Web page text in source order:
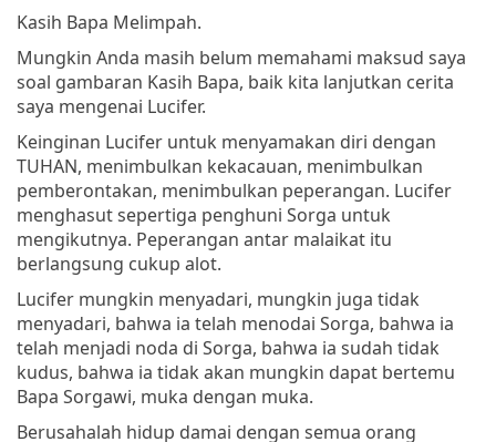
Kasih Bapa Melimpah.
Mungkin Anda masih belum memahami maksud saya
soal gambaran Kasih Bapa, baik kita lanjutkan cerita
saya mengenai Lucifer.
Keinginan Lucifer untuk menyamakan diri dengan
TUHAN, menimbulkan kekacauan, menimbulkan
pemberontakan, menimbulkan peperangan. Lucifer
menghasut sepertiga penghuni Sorga untuk
mengikutnya. Peperangan antar malaikat itu
berlangsung cukup alot.
Lucifer mungkin menyadari, mungkin juga tidak
menyadari, bahwa ia telah menodai Sorga, bahwa ia
telah menjadi noda di Sorga, bahwa ia sudah tidak
kudus, bahwa ia tidak akan mungkin dapat bertemu
Bapa Sorgawi, muka dengan muka.
Berusahalah hidup damai dengan semua orang